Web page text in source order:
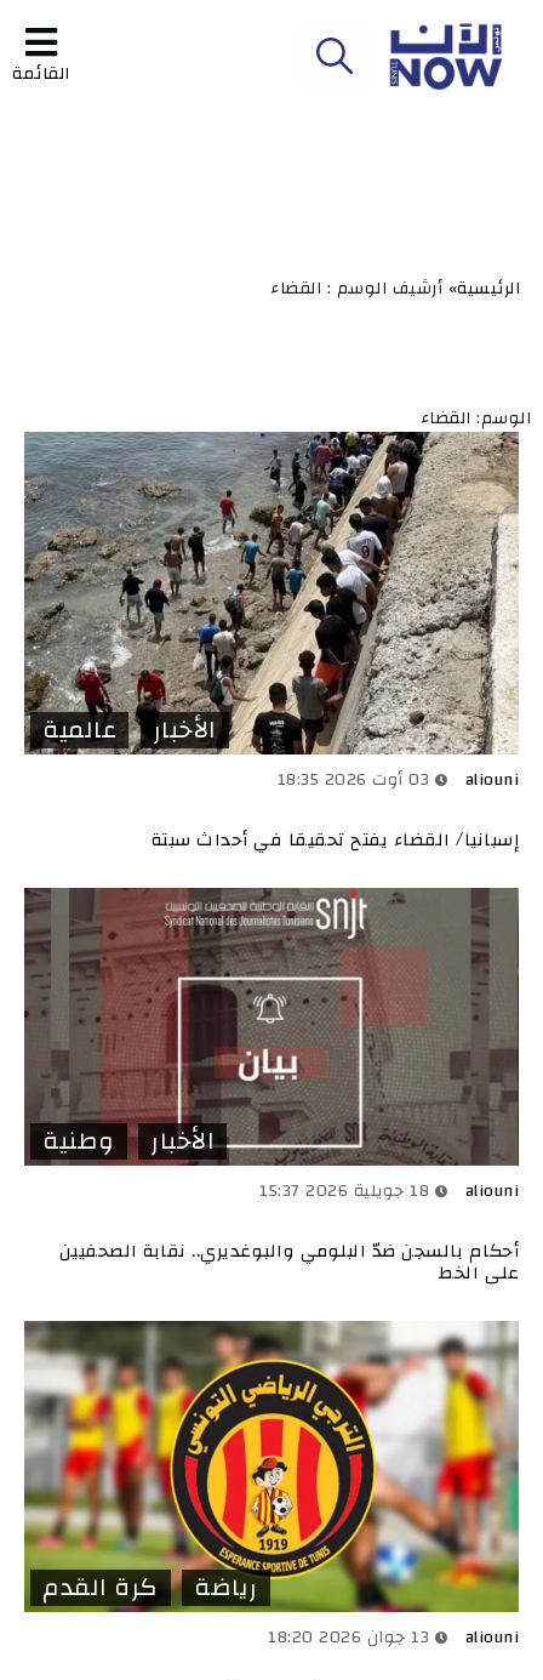
القائمة
الرئيسية» أرشيف الوسم : القضاء
الوسم: القضاء
الأخبار عالمية
aliouni
إسبانيا/ القضاء يفتح تحقيقا في أحداث سبتة
الأخبار وطنية
aliouni
أحكام بالسجن ضدّ البلومي والبوغديري.. نقابة الصحفيين
على الخط
رياضة كرة القدم
aliouni